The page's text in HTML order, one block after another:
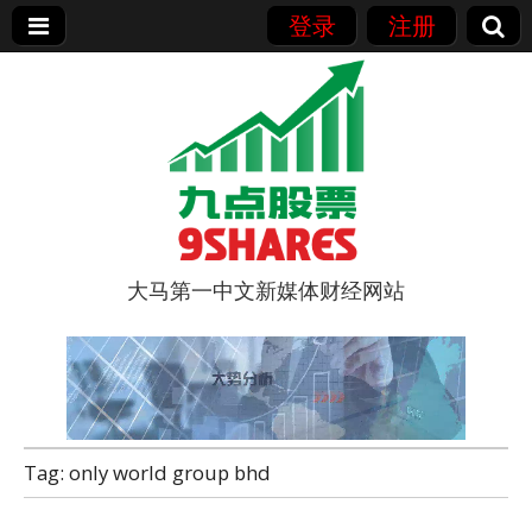
登录 注册
9点股票
大马第一中文新媒体财经网站
Tag: only world group bhd